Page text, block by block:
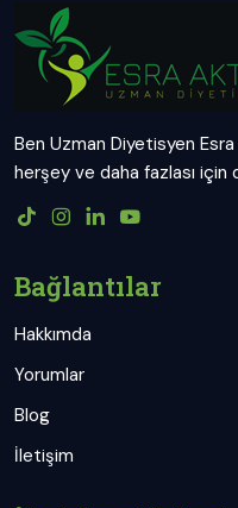
Ben Uzman Diyetisyen
herşey ve daha fazlası için
Bağlantılar
Hakkımda
Yorumlar
Blog
İletişim